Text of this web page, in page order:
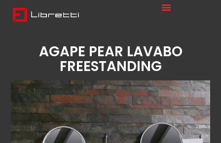
AGAPE PEAR LAVABO
FREESTANDING